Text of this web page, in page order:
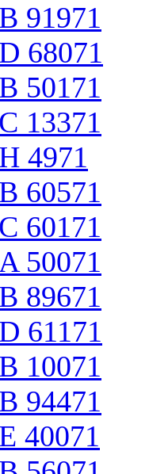
91971
68071
50171
13371
4971
60571
60171
50071
89671
61171
10071
94471
40071